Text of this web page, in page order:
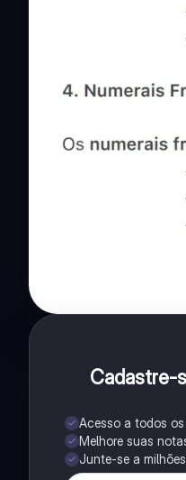
Cadastre-
Acesso a todos
Melhore suas
Junte-se a